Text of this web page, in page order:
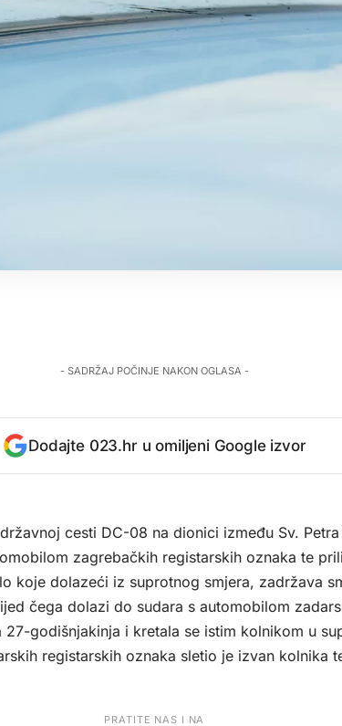
- SADRŽAJ POČINJE NAKON OGLASA -
Dodajte 023.hr u omiljeni Google izvor
cesti DC-08 na dionici između Sv.
zagrebačkih registarskih oznaka te
koje dolazeći iz suprotnog smjera, zadržava
čega dolazi do sudara s automobilom
godišnjakinja i kretala se istim kolnikom u
registarskih oznaka sletio je izvan kolnika
PRATITE NAS I NA